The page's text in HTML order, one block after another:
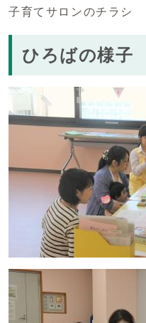
子育てサロンのチラシ
ひろばの様子